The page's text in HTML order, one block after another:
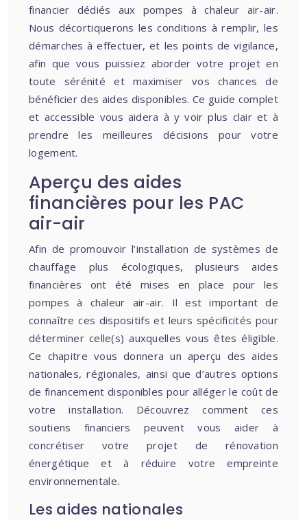
financier dédiés aux pompes à chaleur air-air.
Nous décortiquerons les conditions à remplir, les
démarches à effectuer, et les points de vigilance,
afin que vous puissiez aborder votre projet en
toute sérénité et maximiser vos chances de
bénéficier des aides disponibles. Ce guide complet
et accessible vous aidera à y voir plus clair et à
prendre les meilleures décisions pour votre
logement.
Aperçu des aides
financières pour les PAC
air-air
Afin de promouvoir l’installation de systèmes de
chauffage plus écologiques, plusieurs aides
financières ont été mises en place pour les
pompes à chaleur air-air. Il est important de
connaître ces dispositifs et leurs spécificités pour
déterminer celle(s) auxquelles vous êtes éligible.
Ce chapitre vous donnera un aperçu des aides
nationales, régionales, ainsi que d’autres options
de financement disponibles pour alléger le coût de
votre installation. Découvrez comment ces
soutiens financiers peuvent vous aider à
concrétiser votre projet de rénovation
énergétique et à réduire votre empreinte
environnementale.
Les aides nationales